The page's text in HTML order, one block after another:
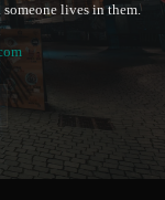
lives in them.